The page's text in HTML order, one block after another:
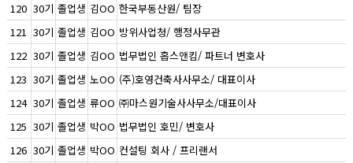
120 30기 졸업생 김OO 한국부동산원/ 팀장
121 30기 졸업생 김OO 방위사업청/ 행정사무관
122 30기 졸업생 김OO 법무법인 홉스앤킴/ 파트너 변호사
123 30기 졸업생 노OO (주)호영건축사사무소/ 대표이사
124 30기 졸업생 류OO ㈜마스원기술사사무소/대표이사
125 30기 졸업생 박OO 법무법인 호민/ 변호사
126 30기 졸업생 박OO 컨설팅 회사 / 프리랜서